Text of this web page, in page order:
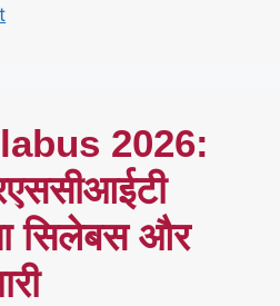
2026:
सिलेबस और